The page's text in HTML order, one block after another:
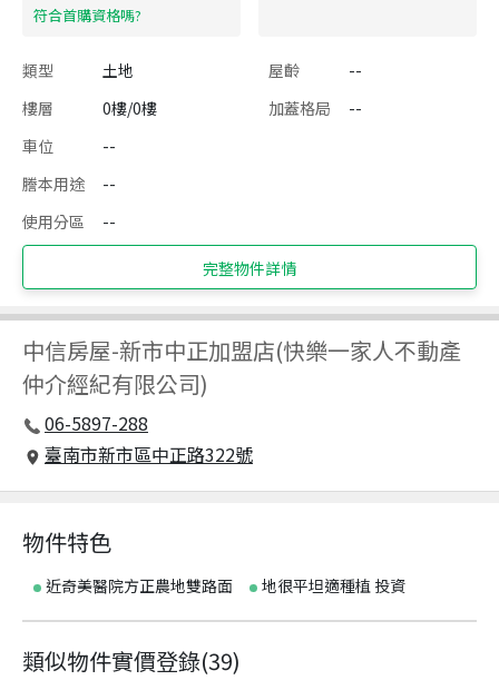
​符合首購資格嗎?
類型 土地 屋齡
--
樓層
0樓/0樓 加蓋格局
--
車位
--
謄本用途
--
使用分區
--
完整物件詳情
中信房屋-新市中正加盟店(快樂一家人不動產
仲介經紀有限公司)
06-5897-288
臺南市新市區中正路322號
物件特色
近奇美醫院方正農地雙路面 地很平坦適種植 投資
類似物件實價登錄(39)